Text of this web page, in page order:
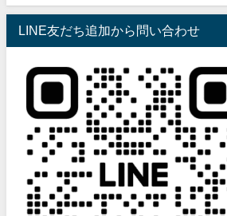
LINE友だち追加から問い合わせ